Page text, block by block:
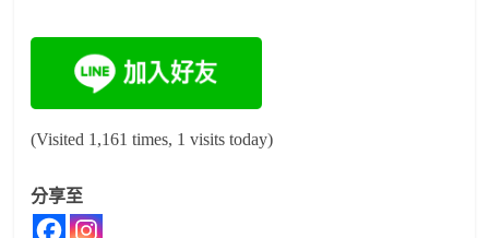
(Visited 1,161 times, 1 visits today)
分享至